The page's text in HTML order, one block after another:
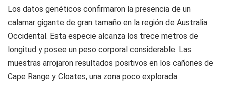
Los datos genéticos confirmaron la presencia de un
calamar gigante de gran tamaño en la región de Australia
Occidental. Esta especie alcanza los trece metros de
longitud y posee un peso corporal considerable. Las
muestras arrojaron resultados positivos en los cañones de
Cape Range y Cloates, una zona poco explorada.